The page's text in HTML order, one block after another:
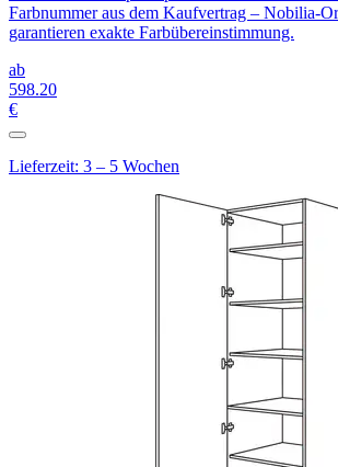
Farbnummer aus dem Kaufvertrag – Nobilia-
garantieren exakte Farbübereinstimmung.
ab
598.20
€
Lieferzeit: 3 – 5 Wochen